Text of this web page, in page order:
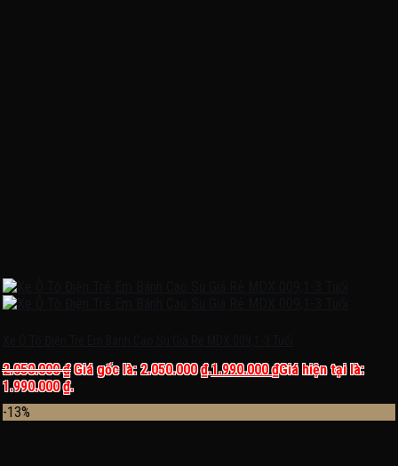
2.050.000₫ Giá gốc là: 2.050.000 ₫.1.990.000₫Giá hiện tại là:
1.990.000 ₫.
-13%